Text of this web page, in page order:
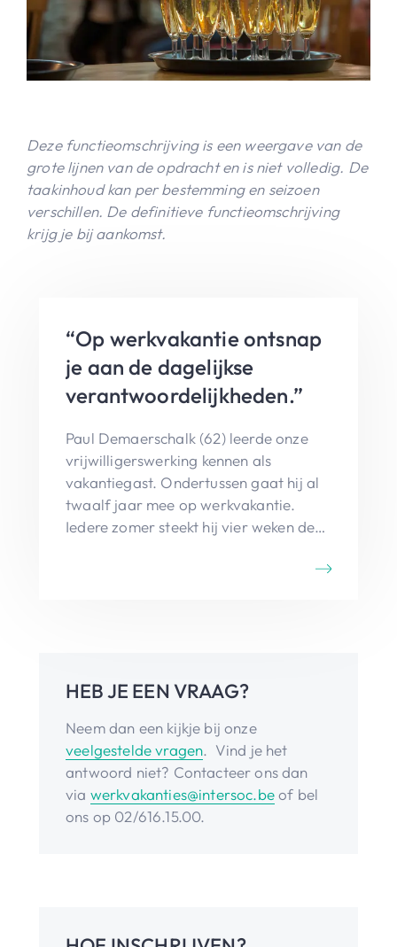
Deze functieomschrijving is een weergave van de
grote lijnen van de opdracht en is niet volledig. De
taakinhoud kan per bestemming en seizoen
verschillen. De definitieve functieomschrijving
krijg je bij aankomst.
“Op werkvakantie ontsnap
je aan de dagelijkse
verantwoordelijkheden.”
Paul Demaerschalk (62) leerde onze
vrijwilligerswerking kennen als
vakantiegast. Ondertussen gaat hij al
twaalf jaar mee op werkvakantie.
Iedere zomer steekt hij vier weken de
HEB JE EEN VRAAG?
Neem dan een kijkje bij onze
veelgestelde vragen. Vind je het
antwoord niet? Contacteer ons dan
via werkvakanties@intersoc.beof bel
ons op 02/616.15.00.